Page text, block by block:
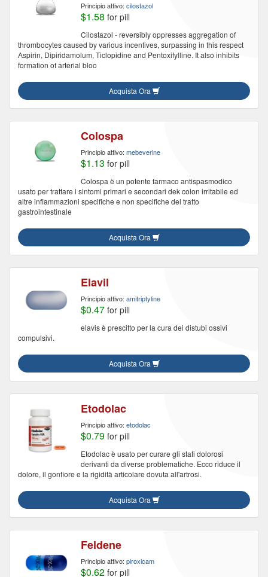
Principio attivo: cilostazol
$1.58 for pill
Cilostazol - reversibly oppresses aggregation of
thrombocytes caused by various incentives, surpassing in this respect
Аspirin, Dipiridamolum, Тiclopidine and Pentoxifylline. It also inhibits
formation of arterial bloo
Acquista Ora
Colospa
Principio attivo: mebeverine
$1.13 for pill
Colospa è un potente farmaco antispasmodico
usato per trattare i sintomi primari e secondari dek colon irritabile ed
altre infiammazioni specifiche e non specifiche del tratto
gastrointestinale
Acquista Ora
Elavil
Principio attivo: amitriptyline
$0.47 for pill
elavis è prescitto per la cura dei distubi ossivi
compulsivi.
Acquista Ora
Etodolac
Principio attivo: etodolac
$0.79 for pill
Etodolac è usato per curare gli stati dolorosi
derivanti da diverse problematiche. Ecco riduce il
dolore, il gonfiore e la rigidità articolare dovuta all'artrosi.
Acquista Ora
Feldene
Principio attivo: piroxicam
$0.62 for pill